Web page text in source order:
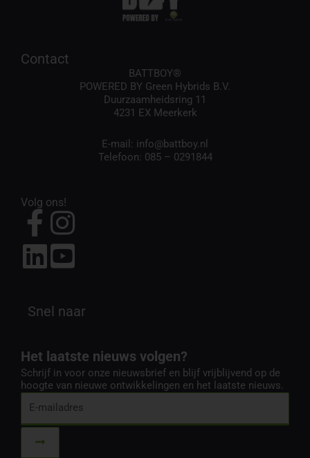
Contact
BATTBOY®
POWERED BY Green Hybrids B.V.
Duurzaamheidsring 11
4231 EX Meerkerk
E-mail: info@battboy.nl
Telefoon: 085 – 0291844
Volg ons!
Snel naar
Het laatste nieuws volgen?
Schrijf in voor onze nieuwsbrief en blijf vrijblijvend op de
hoogte van nieuwe ontwikkelingen en het laatste nieuws.
Submit